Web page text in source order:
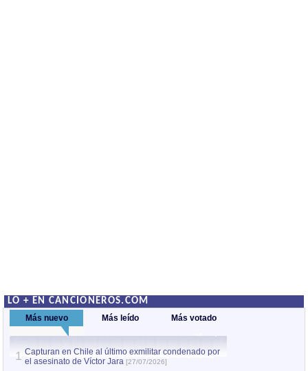
LO + EN CANCIONEROS.COM
Más nuevo Más leído Más votado
1 Capturan en Chile al último exmilitar condenado por
el asesinato de Víctor Jara [27/07/2026]